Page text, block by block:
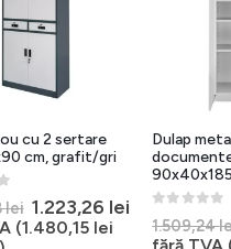
cu 2 sertare
cm, grafit/gri
lei Prețul
inițial
1.223,26 leiPrețul
curent
(1.480,15 lei
Dulap
1.509,24